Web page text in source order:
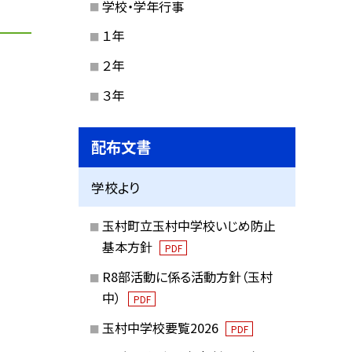
学校・学年行事
１年
２年
３年
配布文書
学校より
玉村町立玉村中学校いじめ防止
基本方針
PDF
R8部活動に係る活動方針（玉村
中）
PDF
玉村中学校要覧2026 PDF